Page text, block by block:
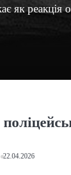
як
22.04.2026